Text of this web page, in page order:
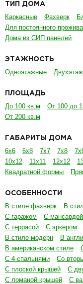
ТИП ДОМА
Каркасные Фахверк
Для постоянного
Дома из СИП панелей
ЭТАЖНОСТЬ
Одноэтажные
ПЛОЩАДЬ
До 100 кв.м От 100 до
От 200 кв.м
ГАБАРИТЫ ДОМА
6х6 6х8 7х7 7х8
10х12
11х11 12х12
Квадратной формы
ОСОБЕННОСТИ
В стиле фахверк В
С гаражом
С мансардой
С террасой
С эркером
В стиле модерн
В
В американском стиле
С 4 спальнями
Со
С плоской крышей
С
С ломаной крышей
С